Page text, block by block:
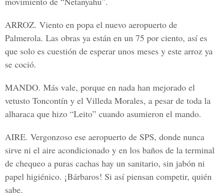
ARROZ. Viento en popa el nuevo aeropuerto de
Palmerola. Las obras ya están en un 75 por ciento, así es
que solo es cuestión de esperar unos meses y este arroz ya
se coció.
MANDO. Más vale, porque en nada han mejorado el
vetusto Toncontín y el Villeda Morales, a pesar de toda la
alharaca que hizo “Leito” cuando asumieron el mando.
AIRE. Vergonzoso ese aeropuerto de SPS, donde nunca
sirve ni el aire acondicionado y en los baños de la terminal
de chequeo a puras cachas hay un sanitario, sin jabón ni
papel higiénico. ¡Bárbaros! Si así piensan competir, quién
sabe.